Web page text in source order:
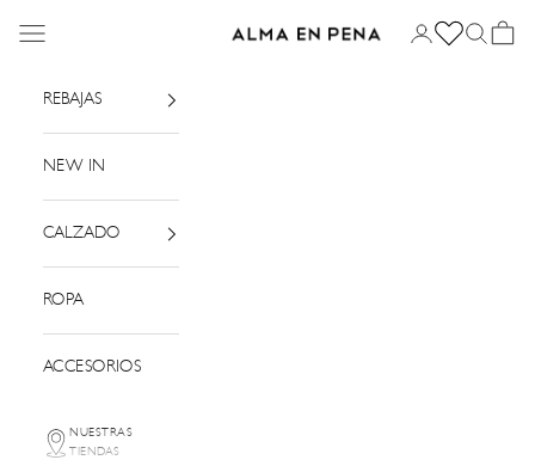
Alma en Pena
Menú Iniciar sesión
Buscar
Cesta
REBAJAS
NEW IN
CALZADO
ROPA
ACCESORIOS
NUESTRAS
TIENDAS